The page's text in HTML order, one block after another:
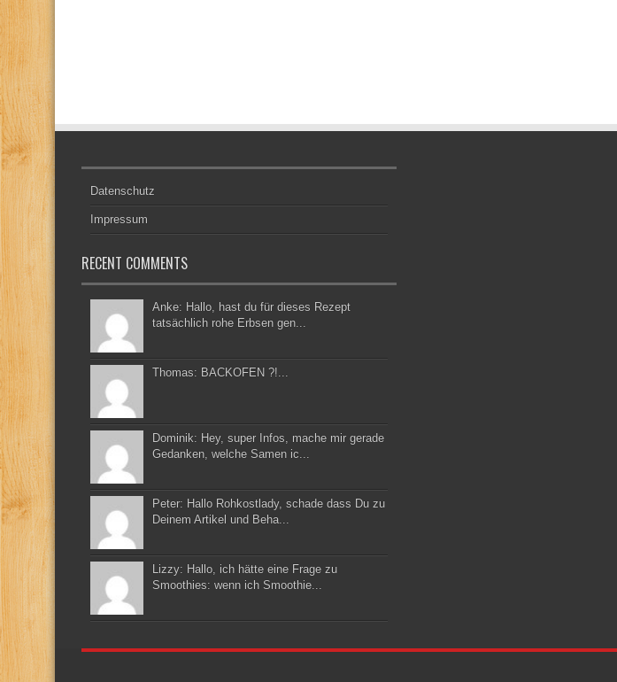
Datenschutz
Impressum
RECENT COMMENTS
Anke: Hallo, hast du für dieses Rezept
tatsächlich rohe Erbsen gen...
Thomas: BACKOFEN ?!...
Dominik: Hey, super Infos, mache mir gerade
Gedanken, welche Samen ic...
Peter: Hallo Rohkostlady, schade dass Du zu
Deinem Artikel und Beha...
Lizzy: Hallo, ich hätte eine Frage zu
Smoothies: wenn ich Smoothie...